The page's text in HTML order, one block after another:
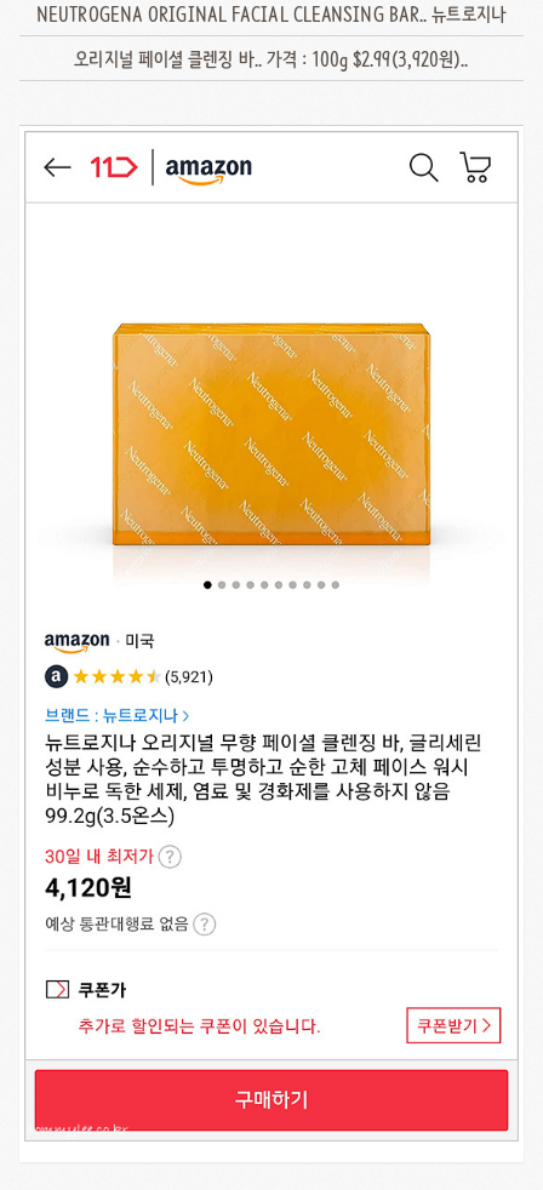
NEUTROGENA ORIGINAL FACIAL CLEANSING BAR.. 뉴트로지나
오리지널 페이셜 클렌징 바.. 가격 : 100g $2.99(3,920원)..